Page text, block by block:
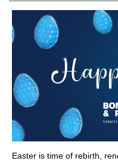
Easter is time of rebirth,